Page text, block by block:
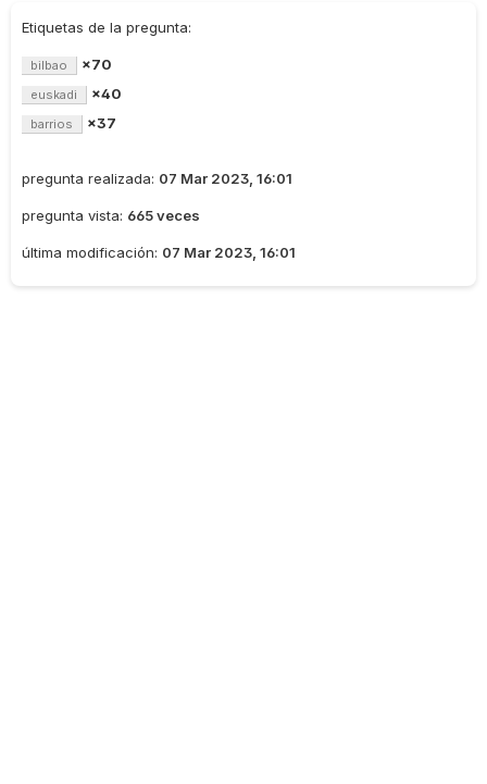
Etiquetas de la pregunta:
bilbao ×70
euskadi ×40
barrios ×37
pregunta realizada: 07 Mar 2023, 16:01
pregunta vista: 665 veces
última modificación: 07 Mar 2023, 16:01